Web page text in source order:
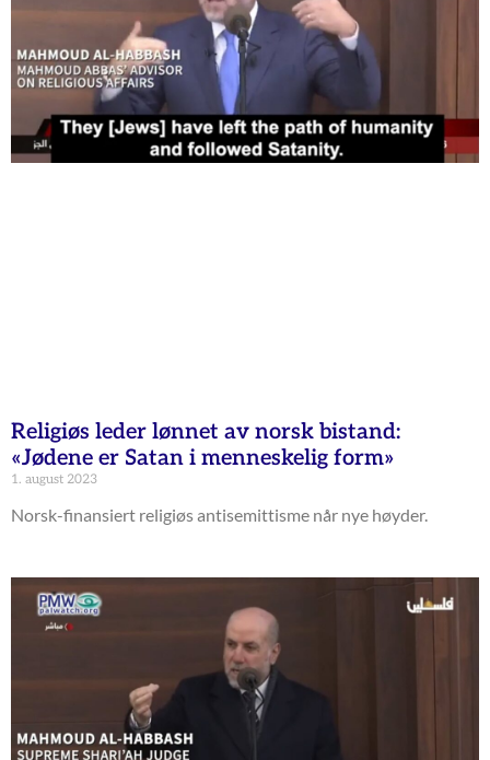
Religiøs leder lønnet av norsk bistand:
«Jødene er Satan i menneskelig form»
1. august 2023
Norsk-finansiert religiøs antisemittisme når nye høyder.